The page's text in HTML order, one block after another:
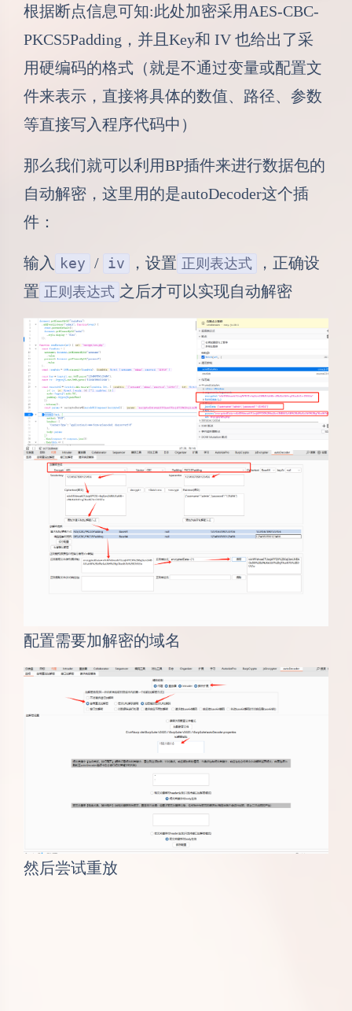
根据断点信息可知:此处加密采用AES-CBC-
PKCS5Padding，并且Key和 IV 也给出了采
用硬编码的格式（就是不通过变量或配置文
件来表示，直接将具体的数值、路径、参数
等直接写入程序代码中）
那么我们就可以利用BP插件来进行数据包的
自动解密，这里用的是autoDecoder这个插
件：
输入 key / iv ，设置 正则表达式
，正确设
置 正则表达式 之后才可以实现自动解密
配置需要加解密的域名
然后尝试重放